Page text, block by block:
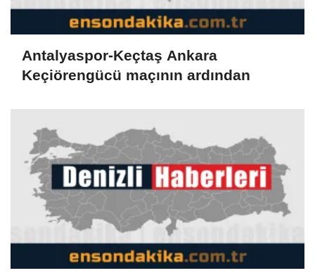
Antalyaspor-Keçtaş Ankara
Keçiörengücü maçının ardından